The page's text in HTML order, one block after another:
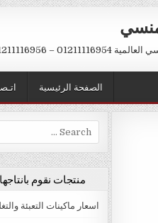
– 01211116958
الصفحة الرئيسية
Search
for:
منتجات نقوم
اسعار ماكينات التعبئة